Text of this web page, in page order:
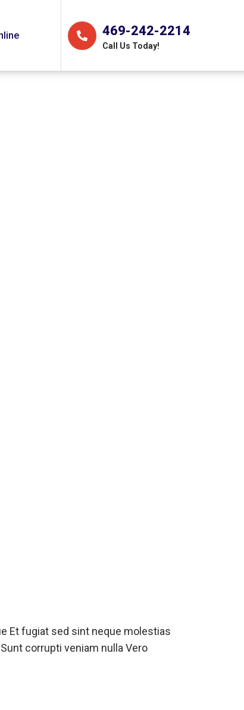
469-242-2214
Call Us Today!
Et fugiat sed sint neque molestias
corrupti veniam nulla Vero